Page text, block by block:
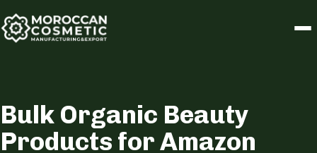
Bulk Organic Beauty
Products for Amazon